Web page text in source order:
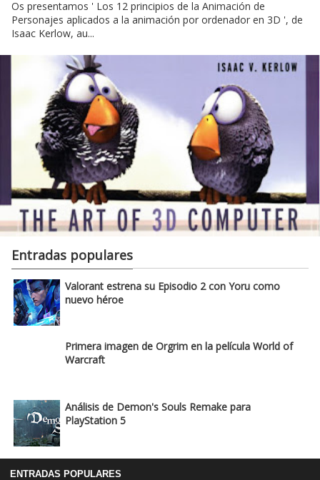
Os presentamos ' Los 12 principios de la Animación de
Personajes aplicados a la animación por ordenador en 3D ', de
Isaac Kerlow, au...
Entradas populares
Valorant estrena su Episodio 2 con Yoru como
nuevo héroe
Primera imagen de Orgrim en la película World of
Warcraft
Análisis de Demon's Souls Remake para
PlayStation 5
ENTRADAS POPULARES